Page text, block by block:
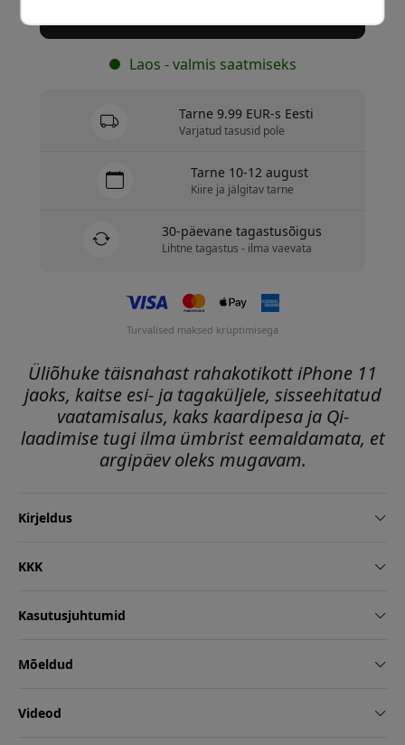
Laos - valmis saatmiseks
Tarne 9.99 EUR-s Eesti
Varjatud tasusid pole
Tarne 10-12 august
Kiire ja jälgitav tarne
30-päevane tagastusõigus
Lihtne tagastus - ilma vaevata
Turvalised maksed krüptimisega
Üliõhuke täisnahast rahakotikott iPhone 11
jaoks, kaitse esi- ja tagaküljele, sisseehitatud
vaatamisalus, kaks kaardipesa ja Qi-
laadimise tugi ilma ümbrist eemaldamata, et
argipäev oleks mugavam.
Kirjeldus
KKK
Kasutusjuhtumid
Mõeldud
Videod